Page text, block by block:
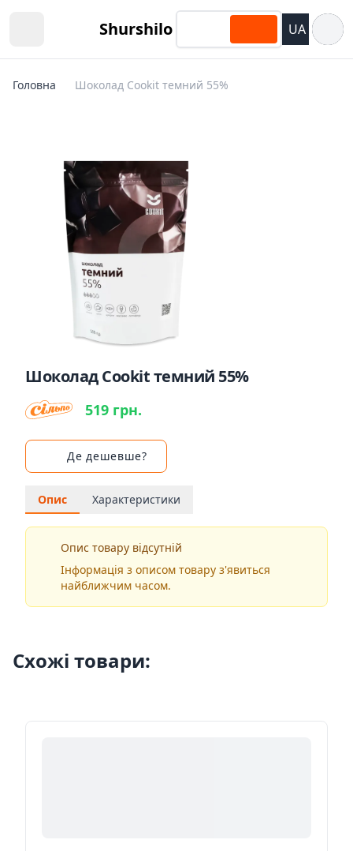
Shurshilo UA
Головна Шоколад Cookit темний 55%
Шоколад Cookit темний 55%
519 грн.
Де дешевше?
Опис Характеристики
Опис товару відсутній
Інформація з описом товару з'явиться
найближчим часом.
Схожі товари: